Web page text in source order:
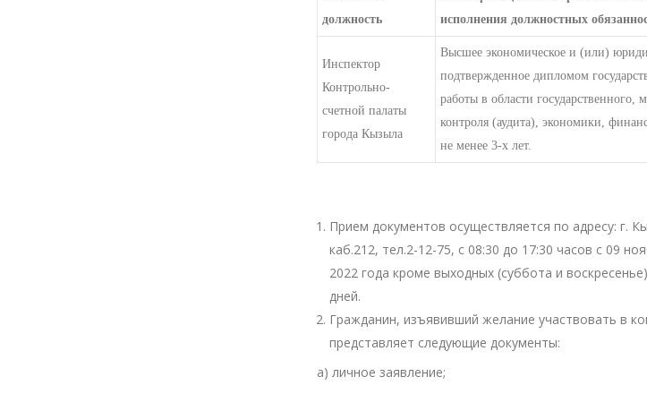
должность
исполнения должностных
Инспектор
Контрольно-
счетной палаты
города Кызыла
Высшее экономическое и (или)
подтвержденное дипломом
работы в области государственного,
контроля (аудита), экономики,
не менее 3-х лет.
Прием документов осуществляется по адресу: г.
каб.212, тел.2-12-75, с 08:30 до 17:30 часов с 09
2022 года кроме выходных (суббота и
дней.
Гражданин, изъявивший желание участвовать в
представляет следующие документы:
а) личное заявление;